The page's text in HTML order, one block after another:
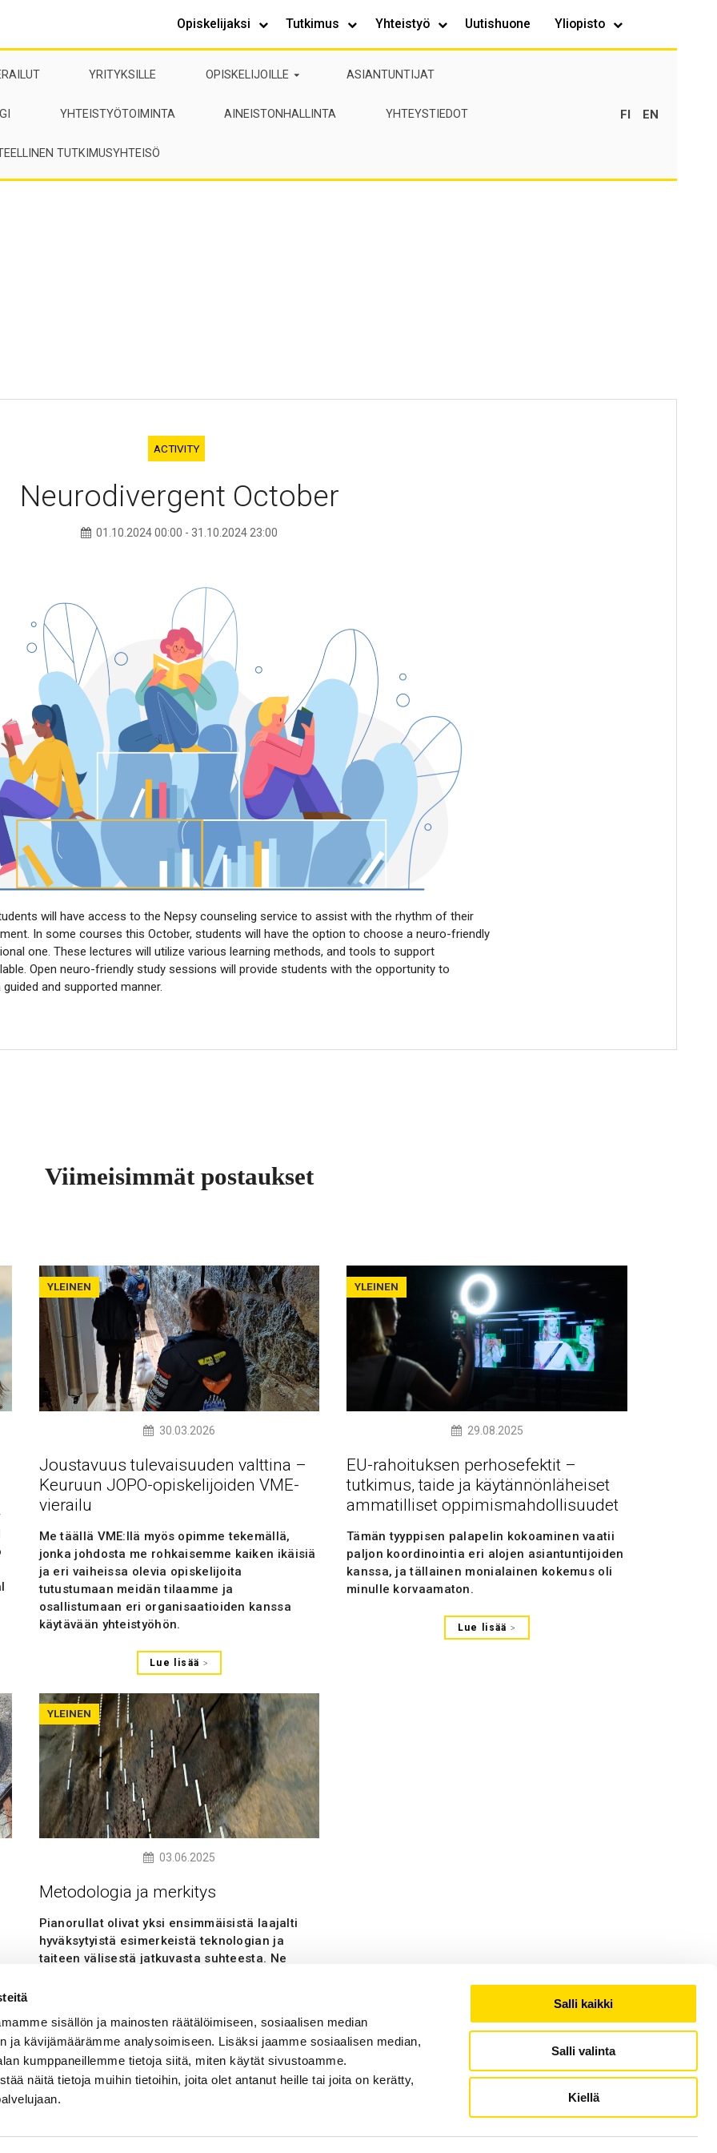
sisällön ja mainosten räätälöimiseen, sosiaalisen median
ja kävijämäärämme analysoimiseen. Lisäksi jaamme sosiaalisen median,
kumppaneillemme tietoja siitä, miten käytät sivustoamme.
näitä tietoja muihin tietoihin, joita olet antanut heille tai joita on kerätty,
Salli kaikki
Salli valinta
Kiellä
Opiskelijaksi Tutkimus Yhteistyö Uutishuone Yliopisto
YRITYKSILLE OPISKELIJOILLE ASIANTUNTIJAT
YHTEISTYÖTOIMINTA AINEISTONHALLINTA YHTEYSTIEDOT
TUTKIMUSYHTEISÖ
FI EN
ACTIVITY
Neurodivergent October
01.10.2024 00:00 - 31.10.2024 23:00
will have access to the Nepsy counseling service to assist with the rhythm of their
In some courses this October, students will have the option to choose a neuro-friendly
one. These lectures will utilize various learning methods, and tools to support
Open neuro-friendly study sessions will provide students with the opportunity to
and supported manner.
Viimeisimmät postaukset
YLEINEN
30.03.2026
Joustavuus tulevaisuuden valttina –
Keuruun JOPO-opiskelijoiden VME-
vierailu
Me täällä VME:llä myös opimme tekemällä,
jonka johdosta me rohkaisemme kaiken ikäisiä
ja eri vaiheissa olevia opiskelijoita
tutustumaan meidän tilaamme ja
osallistumaan eri organisaatioiden kanssa
käytävään yhteistyöhön.
Lue lisää
YLEINEN
29.08.2025
EU-rahoituksen perhosefektit –
tutkimus, taide ja käytännönläheiset
ammatilliset oppimismahdollisuudet
Tämän tyyppisen palapelin kokoaminen vaatii
paljon koordinointia eri alojen asiantuntijoiden
kanssa, ja tällainen monialainen kokemus oli
minulle korvaamaton.
Lue lisää
YLEINEN
03.06.2025
Metodologia ja merkitys
Pianorullat olivat yksi ensimmäisistä laajalti
hyväksytyistä esimerkeistä teknologian ja
taiteen välisestä jatkuvasta suhteesta. Ne
koneen toiminnaksi, luoden pohjan
koodaukselle ja lopulta tekoälylle.
Lue lisää